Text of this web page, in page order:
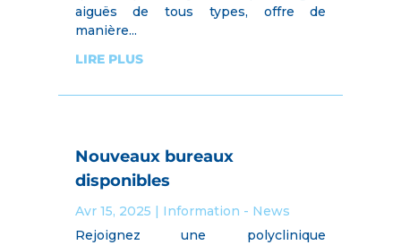
aiguës de tous types, offre de
manière...
LIRE PLUS
Nouveaux bureaux
disponibles
Avr 15, 2025
Information - News
Rejoignez une polyclinique